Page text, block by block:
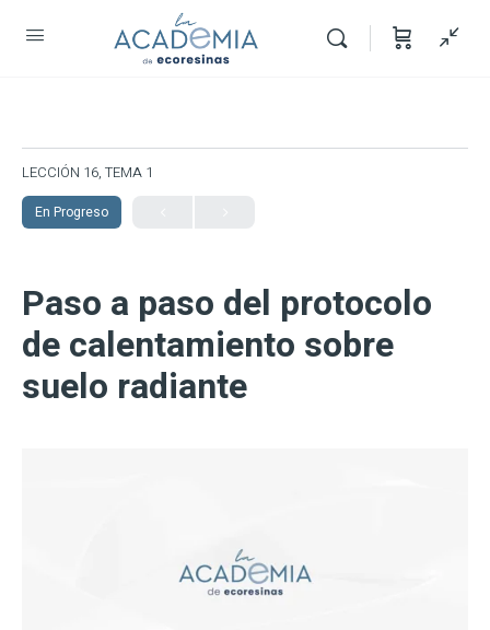
LECCIÓN 16, TEMA 1
En Progreso
Paso a paso del protocolo
de calentamiento sobre
suelo radiante